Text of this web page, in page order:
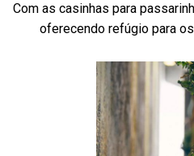
Com as casinhas para
oferecendo refúgio para